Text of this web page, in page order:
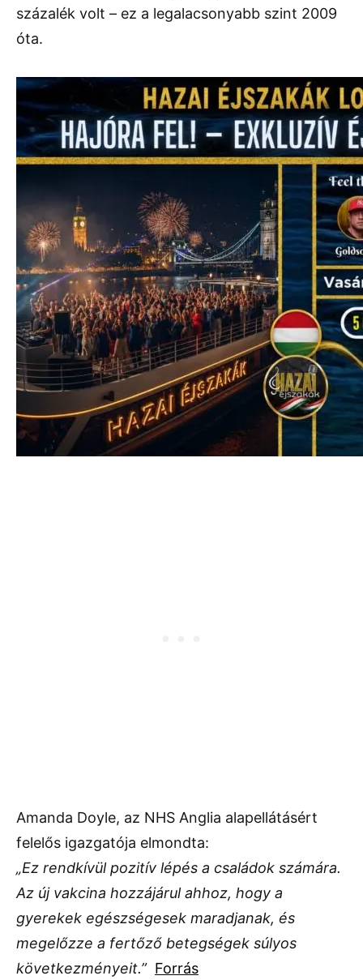
százalék volt – ez a legalacsonyabb szint 2009
óta.
Amanda Doyle, az NHS Anglia alapellátásért
felelős igazgatója elmondta:
„Ez rendkívül pozitív lépés a családok számára.
Az új vakcina hozzájárul ahhoz, hogy a
gyerekek egészségesek maradjanak, és
megelőzze a fertőző betegségek súlyos
következményeit.” Forrás